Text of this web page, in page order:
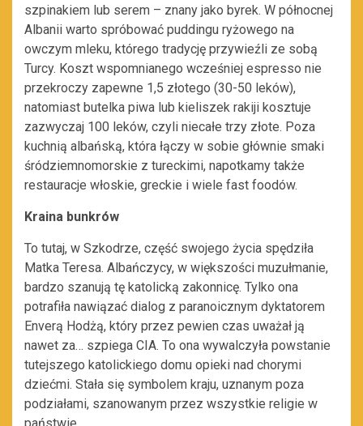
szpinakiem lub serem – znany jako byrek. W północnej
Albanii warto spróbować puddingu ryżowego na
owczym mleku, którego tradycję przywieźli ze sobą
Turcy. Koszt wspomnianego wcześniej espresso nie
przekroczy zapewne 1,5 złotego (30-50 leków),
natomiast butelka piwa lub kieliszek rakiji kosztuje
zazwyczaj 100 leków, czyli niecałe trzy złote. Poza
kuchnią albańską, która łączy w sobie głównie smaki
śródziemnomorskie z tureckimi, napotkamy także
restauracje włoskie, greckie i wiele fast foodów.
Kraina bunkrów
To tutaj, w Szkodrze, część swojego życia spędziła
Matka Teresa. Albańczycy, w większości muzułmanie,
bardzo szanują tę katolicką zakonnicę. Tylko ona
potrafiła nawiązać dialog z paranoicznym dyktatorem
Enverą Hodżą, który przez pewien czas uważał ją
nawet za… szpiega CIA. To ona wywalczyła powstanie
tutejszego katolickiego domu opieki nad chorymi
dziećmi. Stała się symbolem kraju, uznanym poza
podziałami, szanowanym przez wszystkie religie w